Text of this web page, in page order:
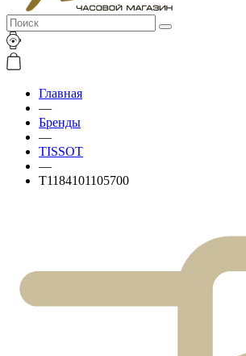
Главная
—
Бренды
—
TISSOT
—
T1184101105700